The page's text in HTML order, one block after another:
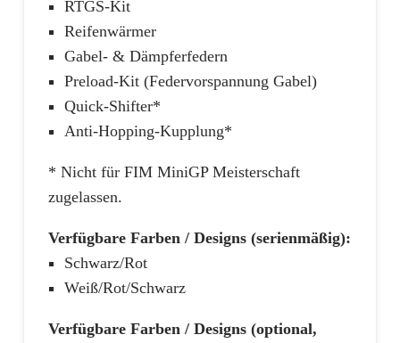
RTGS-Kit
Reifenwärmer
Gabel- & Dämpferfedern
Preload-Kit (Federvorspannung Gabel)
Quick-Shifter*
Anti-Hopping-Kupplung*
* Nicht für FIM MiniGP Meisterschaft
zugelassen.
Verfügbare Farben / Designs (serienmäßig):
Schwarz/Rot
Weiß/Rot/Schwarz
Verfügbare Farben / Designs (optional,